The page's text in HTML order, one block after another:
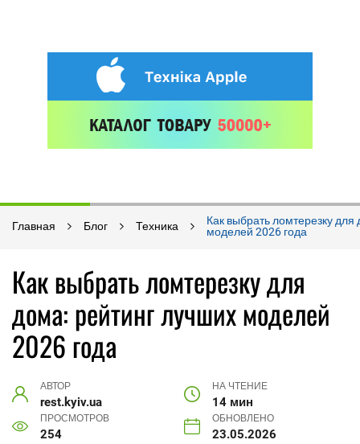
Главная Блог Техника
Как выбрать ломтерезку
моделей 2026 года
Как выбрать ломтерезку для
дома: рейтинг лучших моделей
2026 года
АВТОР
rest.kyiv.ua
НА ЧТЕНИЕ
14 мин
ПРОСМОТРОВ
254
ОБНОВЛЕНО
23.05.2026